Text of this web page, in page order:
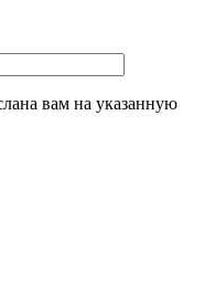
вам на указанную